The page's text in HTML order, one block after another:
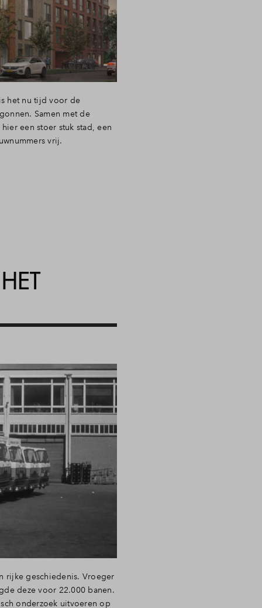
het nu tijd voor de
Samen met de
een stoer stuk stad, een
vrij.
rijke geschiedenis. Vroeger
deze voor 22.000 banen.
onderzoek uitvoeren op